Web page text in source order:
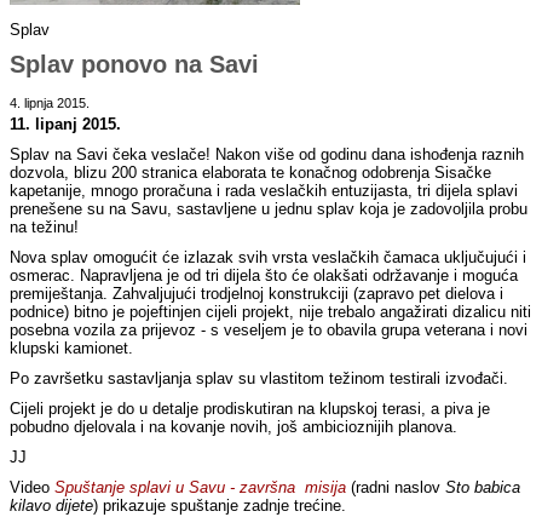
Splav
Splav ponovo na Savi
4. lipnja 2015.
11. lipanj 2015.
Splav na Savi čeka veslače! Nakon više od godinu dana ishođenja raznih
dozvola, blizu 200 stranica elaborata te konačnog odobrenja Sisačke
kapetanije, mnogo proračuna i rada veslačkih entuzijasta, tri dijela splavi
prenešene su na Savu, sastavljene u jednu splav koja je zadovoljila probu
na težinu!
Nova splav omogućit će izlazak svih vrsta veslačkih čamaca uključujući i
osmerac. Napravljena je od tri dijela što će olakšati održavanje i moguća
premiještanja. Zahvaljujući trodjelnoj konstrukciji (zapravo pet dielova i
podnice) bitno je pojeftinjen cijeli projekt, nije trebalo angažirati dizalicu niti
posebna vozila za prijevoz - s veseljem je to obavila grupa veterana i novi
klupski kamionet.
Po završetku sastavljanja splav su vlastitom težinom testirali izvođači.
Cijeli projekt je do u detalje prodiskutiran na klupskoj terasi, a piva je
pobudno djelovala i na kovanje novih, još ambicioznijih planova.
JJ
VideoSpuštanje splavi u Savu - završna misija (radni naslovSto babica
kilavo dijete) prikazuje spuštanje zadnje trećine.